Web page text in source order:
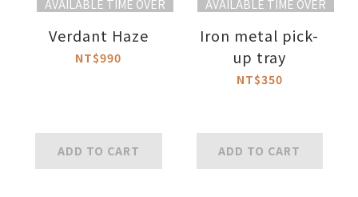
AVAILABLE TIME OVER
Verdant Haze
NT$990
ADD TO CART
AVAILABLE TIME OVER
Iron metal pick-
up tray
NT$350
ADD TO CART